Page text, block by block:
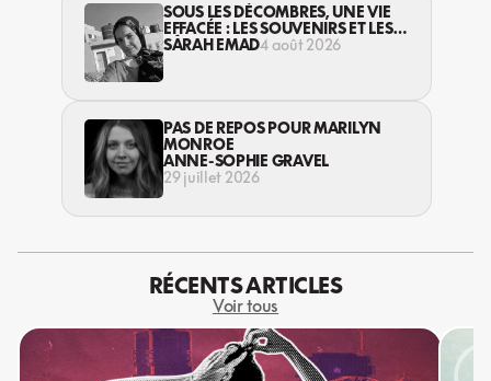
SOUS LES DÉCOMBRES, UNE VIE
EFFACÉE : LES SOUVENIRS ET LES
RÊVES PERDUS DES HABITANT·ES
SARAH EMAD4 août 2026
PAS DE REPOS POUR MARILYN
MONROE
ANNE-SOPHIE GRAVEL
29 juillet 2026
RÉCENTS ARTICLES
Voir tous